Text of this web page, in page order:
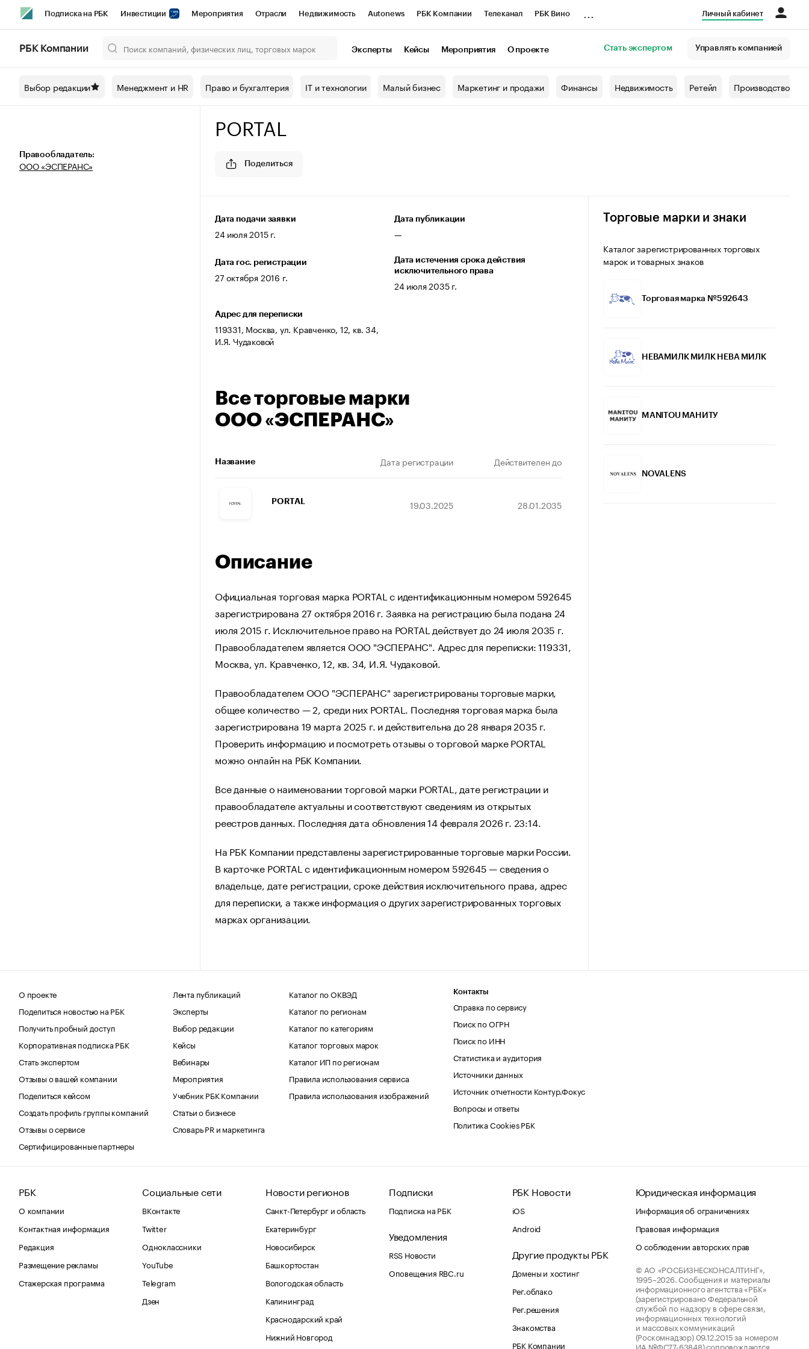
Подписка на РБК Инвестиции Мероприятия Отрасли Недвижимость Autonews РБК Компании Телеканал РБК Вино
Спецпроекты СПб Конференции СПб Спецпроекты Проверка контрагентов
Рынок наличной валюты
Личный кабинет
РБК Компании Эксперты Кейсы Мероприятия О проекте Стать экспертом Управлять компанией
Выбор редакции Менеджмент и HR Право и бухгалтерия IT и технологии Малый бизнес Маркетинг и продажи Финансы Недвижимость Ретейл Производство
Правообладатель:
ООО «ЭСПЕРАНС»
PORTAL
Поделиться
Дата подачи заявки
24 июля 2015 г.
Дата публикации
—
Дата гос. регистрации
27 октября 2016 г.
Дата истечения срока действия
исключительного права
24 июля 2035 г.
Адрес для переписки
119331, Москва, ул. Кравченко, 12, кв. 34,
И.Я. Чудаковой
Все торговые марки
ООО «ЭСПЕРАНС»
Название Дата регистрации Действителен до
PORTAL 19.03.2025 28.01.2035
Описание
Официальная торговая марка PORTAL с идентификационным номером 592645
зарегистрирована 27 октября 2016 г. Заявка на регистрацию была подана 24
июля 2015 г. Исключительное право на PORTAL действует до 24 июля 2035 г.
Правообладателем является ООО "ЭСПЕРАНС". Адрес для переписки: 119331,
Москва, ул. Кравченко, 12, кв. 34, И.Я. Чудаковой.
Правообладателем ООО "ЭСПЕРАНС" зарегистрированы торговые марки,
общее количество — 2, среди них PORTAL. Последняя торговая марка была
зарегистрирована 19 марта 2025 г. и действительна до 28 января 2035 г.
Проверить информацию и посмотреть отзывы о торговой марке PORTAL
можно онлайн на РБК Компании.
Все данные о наименовании торговой марки PORTAL, дате регистрации и
правообладателе актуальны и соответствуют сведениям из открытых
реестров данных. Последняя дата обновления 14 февраля 2026 г. 23:14.
На РБК Компании представлены зарегистрированные торговые марки России.
В карточке PORTAL с идентификационным номером 592645 — сведения о
владельце, дате регистрации, сроке действия исключительного права, адрес
для переписки, а также информация о других зарегистрированных торговых
марках организации.
Торговые марки и знаки
Каталог зарегистрированных торговых
марок и товарных знаков
Торговая марка №592643
НЕВАМИЛК МИЛК НЕВА МИЛК
MANITOU МАНИТУ
NOVALENS
О проекте
Поделиться новостью на РБК
Получить пробный доступ
Корпоративная подписка РБК
Стать экспертом
Отзывы о вашей компании
Поделиться кейсом
Создать профиль группы компаний
Отзывы о сервисе
Сертифицированные партнеры
Лента публикаций
Эксперты
Выбор редакции
Кейсы
Вебинары
Мероприятия
Учебник РБК Компании
Статьи о бизнесе
Словарь PR и маркетинга
Каталог по ОКВЭД
Каталог по регионам
Каталог по категориям
Каталог торговых марок
Каталог ИП по регионам
Правила использования сервиса
Правила использования изображений
Контакты
Справка по сервису
Поиск по ОГРН
Поиск по ИНН
Статистика и аудитория
Источники данных
Источник отчетности Контур.Фокус
Вопросы и ответы
Политика Cookies РБК
РБК
О компании
Контактная информация
Редакция
Размещение рекламы
Стажерская программа
Социальные сети
ВКонтакте
Twitter
Одноклассники
YouTube
Telegram
Дзен
Новости регионов
Санкт-Петербург и область
Екатеринбург
Новосибирск
Башкортостан
Вологодская область
Калининград
Краснодарский край
Нижний Новгород
Подписки
Подписка на РБК
Уведомления
RSS Новости
Оповещения RBC.ru
РБК Новости
iOS
Android
Другие продукты РБК
Домены и хостинг
Рег.облако
Рег.решения
Знакомства
РБК Компании
Юридическая информация
Информация об ограничениях
Правовая информация
О соблюдении авторских прав
© АО «РОСБИЗНЕСКОНСАЛТИНГ»,
1995–2026. Сообщения и материалы
информационного агентства «РБК»
(зарегистрировано Федеральной
службой по надзору в сфере связи,
информационных технологий
и массовых коммуникаций
(Роскомнадзор) 09.12.2015 за номером
ИА №ФС77-63848) сопровождаются